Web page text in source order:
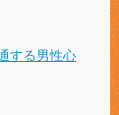
する男性心